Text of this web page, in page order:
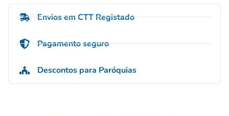
Envios em CTT Registado
Pagamento seguro
Descontos para Paróquias